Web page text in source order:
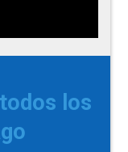
los